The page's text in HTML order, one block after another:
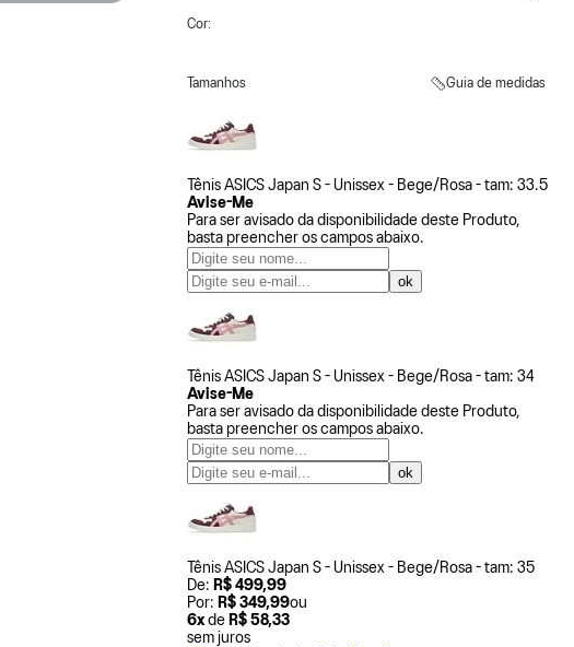
Cor:
Tamanhos Guia de medidas
Tênis ASICS Japan S - Unissex - Bege/Rosa - tam: 33.5
Avise-Me
Para ser avisado da disponibilidade deste Produto,
basta preencher os campos abaixo.
Tênis ASICS Japan S - Unissex - Bege/Rosa - tam: 34
Avise-Me
Para ser avisado da disponibilidade deste Produto,
basta preencher os campos abaixo.
Tênis ASICS Japan S - Unissex - Bege/Rosa - tam: 35
De: R$ 499,99
Por: R$ 349,99ou
6xde R$ 58,33
sem juros